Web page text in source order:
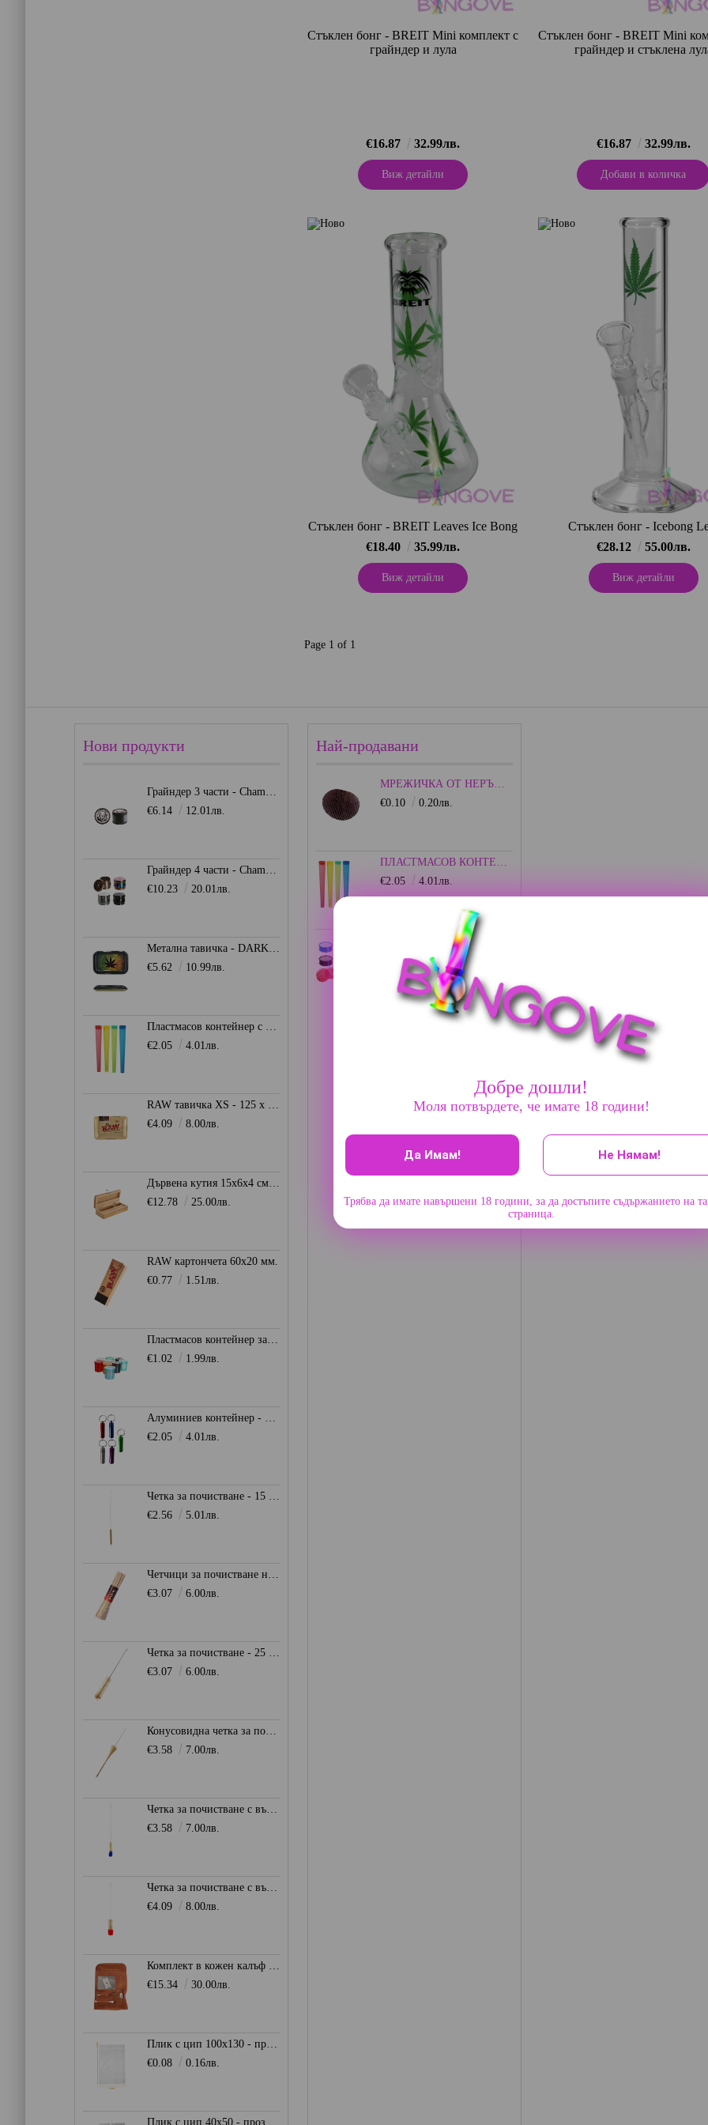
Стъклен бонг - BREIT Mini комплект с
грайндер и лула
€16.87 32.99лв.
Виж детайли
Стъклен бонг - BREIT Mini
грайндер и стъклена
€16.87 32.99лв.
Стъклен бонг - BREIT Leaves Ice Bong
€18.40
35.99лв.
Виж детайли
Стъклен бонг - Icebong
€28.12
55.00лв.
Виж детайли
Page 1 of 1
Нови продукти
Грайндер 3 части - Champ Mini Lion
€6.14
12.01лв.
Грайндер 4 части - Champ High 39мм.
€10.23
20.01лв.
Метална тавичка - DARK LEAF
€5.62
10.99лв.
Пластмасов контейнер с капачка - цветен
€2.05
4.01лв.
RAW тавичка XS - 125 x 180мм.
€4.09
8.00лв.
Дървена кутия 15x6x4 см. - Stoner Box
€12.78
25.00лв.
RAW картончета 60x20 мм.
€0.77
1.51лв.
Пластмасов контейнер за съхранение Ø28мм. - Heisenberg
€1.02
1.99лв.
Алуминиев контейнер - ключодържател
€2.05
4.01лв.
Четка за почистване - 15 мм.
€2.56
5.01лв.
Четчици за почистване на лула - 15 см.
€3.07
6.00лв.
Четка за почистване - 25 мм.
€3.07
6.00лв.
Конусовидна четка за почистване 8 - 30 мм.
€3.58
7.00лв.
Четка за почистване с вълнен връх 0мм. - Синя
€3.58
7.00лв.
Четка за почистване с вълнен връх 50мм. - Червена
€4.09
8.00лв.
Комплект в кожен калъф - кафяв
€15.34
30.00лв.
Плик с цип 100х130 - прозрачен
€0.08
0.16лв.
Най-продавани
МРЕЖИЧКА ОТ НЕРЪЖДАЕМА СТОМАНА - 15ММ.
€0.10
0.20лв.
ПЛАСТМАСОВ КОНТЕЙНЕР С КАПАЧКА - ЦВЕТЕН
€2.05
4.01лв.
€2.56
5.01лв.
Добре дошли!
Моля потвърдете, че имате 18 години!
Да Имам! Не Нямам!
Трябва да имате навършени 18 години, за да достъпите съдържанието на
страница.